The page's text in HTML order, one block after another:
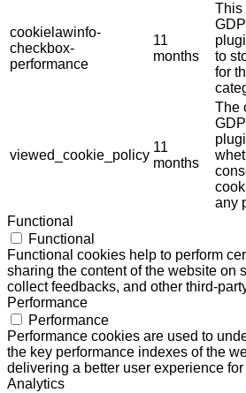
cookielawinfo-
checkbox-
performance
11
months
This
to
for
viewed_cookie_policy
11
months
The
any
Functional
Functional
Functional cookies help to perform
sharing the content of the website on
collect feedbacks, and other third-
Performance
Performance
Performance cookies are used to
the key performance indexes of the
delivering a better user experience
Analytics